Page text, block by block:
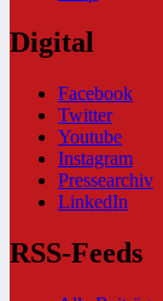
Digital
Facebook
Twitter
Youtube
Instagram
Pressearchiv
LinkedIn
RSS-Feeds